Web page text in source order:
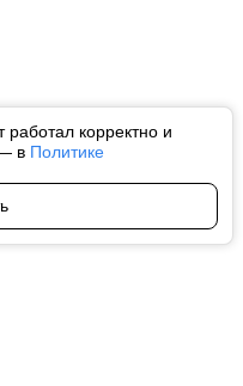
корректно и
в Политике